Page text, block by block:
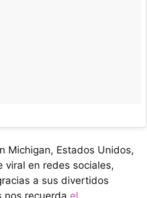
Michigan, Estados Unidos,
viral en redes sociales,
a sus divertidos